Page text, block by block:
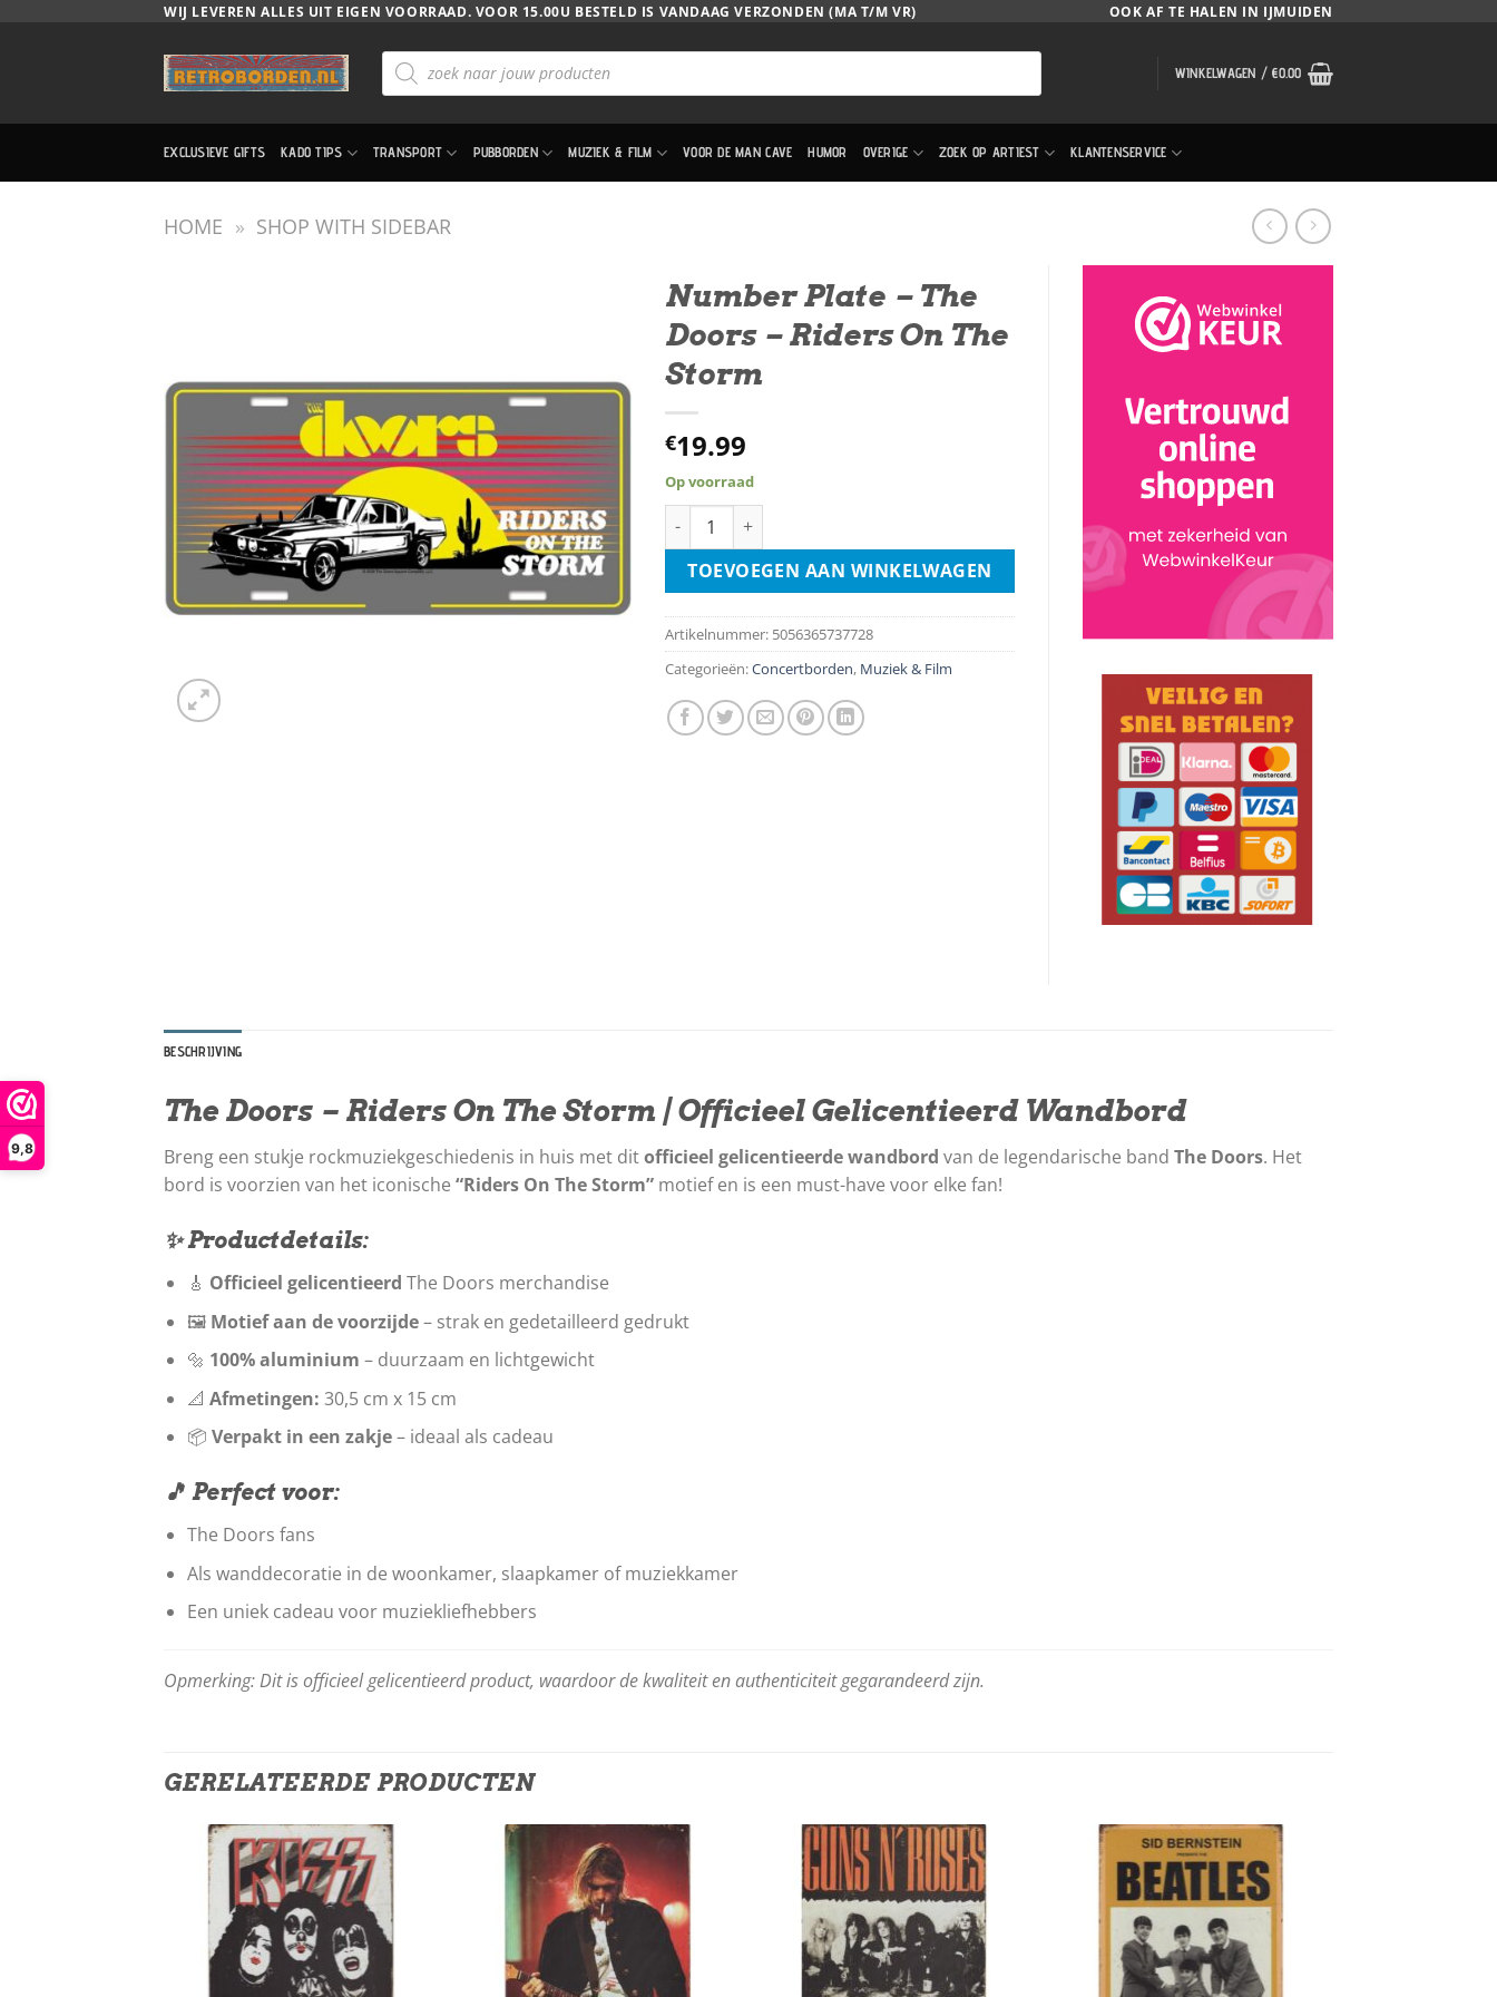
9,8
WIJ LEVEREN ALLES UIT EIGEN VOORRAAD. VOOR 15.00U BESTELD IS VANDAAG VERZONDEN (MA T/M VR) OOK AF TE HALEN IN IJMUIDEN
Producten
zoeken WINKELWAGEN /€0.00
EXCLUSIEVE GIFTS KADO TIPS TRANSPORT PUBBORDEN MUZIEK & FILM VOOR DE MAN CAVE HUMOR OVERIGE ZOEK OP ARTIEST KLANTENSERVICE
HOME » SHOP WITH SIDEBAR
Number Plate – The
Doors – Riders On The
Storm
€19.99
Op voorraad
Number Plate - The Doors – Riders On The Storm aantal
TOEVOEGEN AAN WINKELWAGEN
Artikelnummer: 5056365737728
Categorieën:Concertborden, Muziek & Film
BESCHRIJVING
The Doors – Riders On The Storm | Officieel Gelicentieerd Wandbord
Breng een stukje rockmuziekgeschiedenis in huis met ditofficieel gelicentieerde wandbord van de legendarische band The Doors. Het
bord is voorzien van het iconische “Riders On The Storm” motief en is een must-have voor elke fan!
✨ Productdetails:
🎸 Officieel gelicentieerd The Doors merchandise
🖼️ Motief aan de voorzijde– strak en gedetailleerd gedrukt
🔩 100% aluminium – duurzaam en lichtgewicht
📐 Afmetingen: 30,5 cm x 15 cm
📦 Verpakt in een zakje– ideaal als cadeau
🎵 Perfect voor:
The Doors fans
Als wanddecoratie in de woonkamer, slaapkamer of muziekkamer
Een uniek cadeau voor muziekliefhebbers
Opmerking: Dit is officieel gelicentieerd product, waardoor de kwaliteit en authenticiteit gegarandeerd zijn.
GERELATEERDE PRODUCTEN